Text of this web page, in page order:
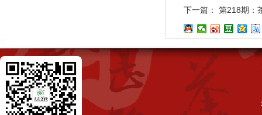
下一篇： 第218期：